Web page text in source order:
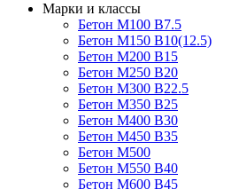
Марки и классы
Бетон М100 В7.5
Бетон М150 В10(12.5)
Бетон М200 В15
Бетон М250 В20
Бетон М300 В22.5
Бетон М350 В25
Бетон М400 В30
Бетон М450 В35
Бетон М500
Бетон М550 В40
Бетон М600 В45